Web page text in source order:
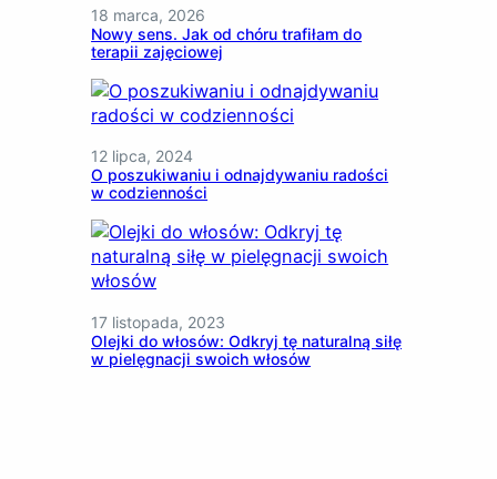
18 marca, 2026
Nowy sens. Jak od chóru trafiłam do
terapii zajęciowej
12 lipca, 2024
O poszukiwaniu i odnajdywaniu radości
w codzienności
17 listopada, 2023
Olejki do włosów: Odkryj tę naturalną siłę
w pielęgnacji swoich włosów